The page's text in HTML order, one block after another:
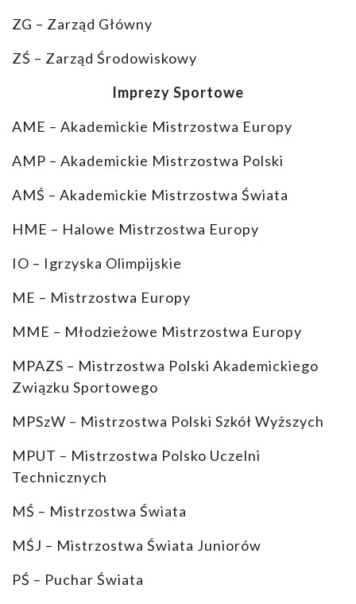
ZG – Zarząd Główny
ZŚ – Zarząd Środowiskowy
Imprezy Sportowe
AME – Akademickie Mistrzostwa Europy
AMP – Akademickie Mistrzostwa Polski
AMŚ – Akademickie Mistrzostwa Świata
HME – Halowe Mistrzostwa Europy
IO – Igrzyska Olimpijskie
ME – Mistrzostwa Europy
MME – Młodzieżowe Mistrzostwa Europy
MPAZS – Mistrzostwa Polski Akademickiego
Związku Sportowego
MPSzW – Mistrzostwa Polski Szkół Wyższych
MPUT – Mistrzostwa Polsko Uczelni
Technicznych
MŚ – Mistrzostwa Świata
MŚJ – Mistrzostwa Świata Juniorów
PŚ – Puchar Świata